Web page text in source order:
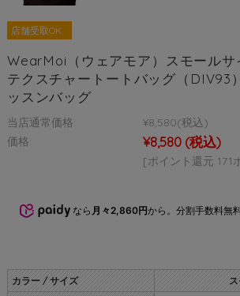
店舗受取OK
WearMoi（ウェアモア）スモールサ
テクスチャートートバッグ（DIV93
ッスンバッグ
当店通常価格: ¥8,580(税込)
価格:
¥8,580 (税込)
[ポイント還元 171
なら 月々2,860円から。分割手数料無
カラー / サイズ